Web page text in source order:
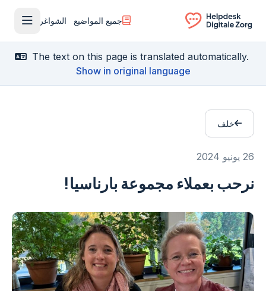
Ga naar de homepagina
جميع المواضيع الشواغر
فتح
The text on this page is translated automatically.
Show in original language
خلف
26 يونيو 2024
نرحب بعملاء مجموعة بارناسيا!